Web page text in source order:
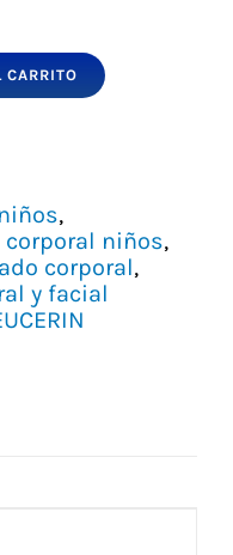
CARRITO
,
niños,
corporal,
y facial